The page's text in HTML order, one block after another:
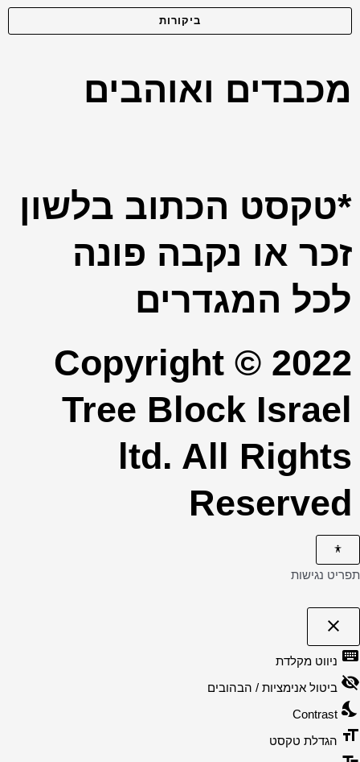
ביקורות
מכבדים ואוהבים
*טקסט הכתוב בלשון
זכר או נקבה פונה
לכל המגדרים
Copyright © 2022
Tree Block Israel
ltd. All Rights
Reserved
תפריט נגישות
close
וסגירה
של
תפריט
keyboard ניווט מקלדת
visibility_off ביטול אנימציות / הבהובים
nights_stay
Contrast
format_size הגדלת טקסט